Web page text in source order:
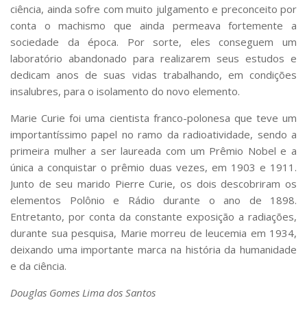
ciência, ainda sofre com muito julgamento e preconceito por
conta o machismo que ainda permeava fortemente a
sociedade da época. Por sorte, eles conseguem um
laboratório abandonado para realizarem seus estudos e
dedicam anos de suas vidas trabalhando, em condições
insalubres, para o isolamento do novo elemento.
Marie Curie foi uma cientista franco-polonesa que teve um
importantíssimo papel no ramo da radioatividade, sendo a
primeira mulher a ser laureada com um Prêmio Nobel e a
única a conquistar o prêmio duas vezes, em 1903 e 1911.
Junto de seu marido Pierre Curie, os dois descobriram os
elementos Polônio e Rádio durante o ano de 1898.
Entretanto, por conta da constante exposição a radiações,
durante sua pesquisa, Marie morreu de leucemia em 1934,
deixando uma importante marca na história da humanidade
e da ciência.
Douglas Gomes Lima dos Santos